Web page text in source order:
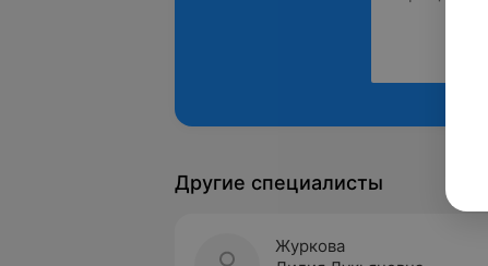
Другие специалисты
Журкова